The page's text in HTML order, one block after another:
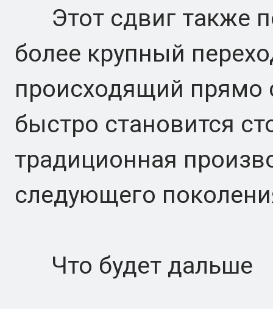
Этот сдвиг также
более крупный
происходящий прямо
быстро становится
традиционная
следующего
Что будет дальше